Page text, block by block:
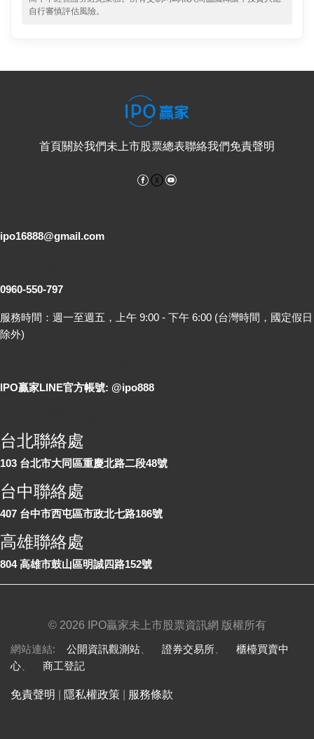
自行審慎評估風險。
首頁關於我們未上市股票總表聯絡我們免責聲明
Facebook
ipo16888@gmail.com
0960-550-797
服務時間：週一至週五，上午 9:00 - 下午 6:00 (台灣時間，國定假日
除外)
IPO贏家LINE官方帳號: @ipo888
台北聯絡處
103 台北市大同區重慶北路二段48號
台中聯絡處
407 台中市西屯區市政北七路186號
高雄聯絡處
804 高雄市鼓山區明誠四路152號
© 2026 IPO贏家未上市股票資訊網 版權所有
網站連結: 公開資訊觀測站 證券交易所
櫃檯買賣中
心
商工登記
免責聲明 隱私權政策 服務條款